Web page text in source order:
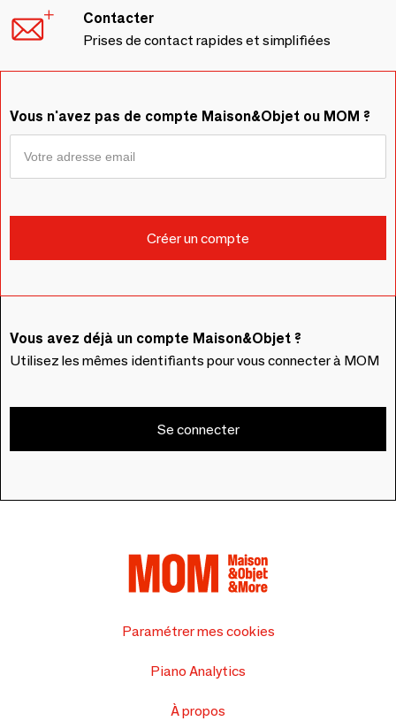
Contacter
Prises de contact rapides et simplifiées
Vous n'avez pas de compte Maison&Objet ou MOM ?
Vous avez déjà un compte Maison&Objet ?
Utilisez les mêmes identifiants pour vous connecter à MOM
Se connecter
Paramétrer mes cookies
Piano Analytics
À propos